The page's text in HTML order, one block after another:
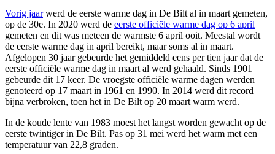
Vorig jaarwerd de eerste warme dag in De Bilt al in maart gemeten,
op de 30e. In 2020 werd de eerste officiële warme dag op 6 april
gemeten en dit was meteen de warmste 6 april ooit. Meestal wordt
de eerste warme dag in april bereikt, maar soms al in maart.
Afgelopen 30 jaar gebeurde het gemiddeld eens per tien jaar dat de
eerste officiële warme dag in maart al werd gehaald. Sinds 1901
gebeurde dit 17 keer. De vroegste officiële warme dagen werden
genoteerd op 17 maart in 1961 en 1990. In 2014 werd dit record
bijna verbroken, toen het in De Bilt op 20 maart warm werd.
In de koude lente van 1983 moest het langst worden gewacht op de
eerste twintiger in De Bilt. Pas op 31 mei werd het warm met een
temperatuur van 22,8 graden.